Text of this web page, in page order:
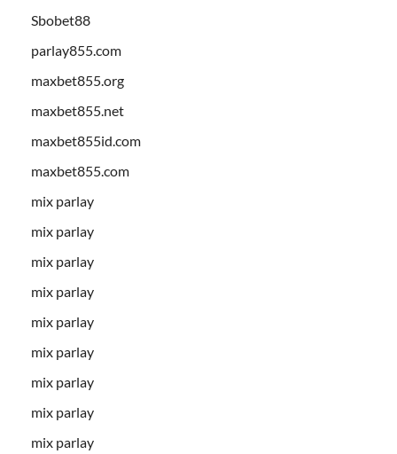
Sbobet88
parlay855.com
maxbet855.org
maxbet855.net
maxbet855id.com
maxbet855.com
mix parlay
mix parlay
mix parlay
mix parlay
mix parlay
mix parlay
mix parlay
mix parlay
mix parlay